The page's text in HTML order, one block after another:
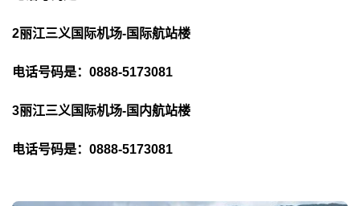
2丽江三义国际机场-国际航站楼
电话号码是：0888-5173081
3丽江三义国际机场-国内航站楼
电话号码是：0888-5173081